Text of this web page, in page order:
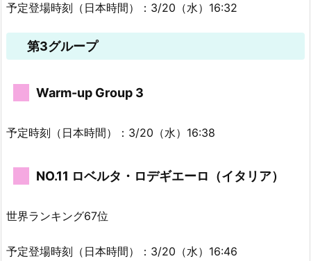
予定登場時刻（日本時間）：3/20（水）16:32
第3グループ
Warm-up Group 3
予定時刻（日本時間）：3/20（水）16:38
NO.11 ロベルタ・ロデギエーロ（イタリア）
世界ランキング67位
予定登場時刻（日本時間）：3/20（水）16:46